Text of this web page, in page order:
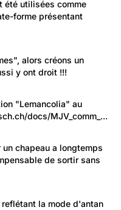
verre
été utilisées comme
forme présentant
alors créons un
y ont droit !!!
"Lemancolia" au
docs/MJV_comm_...
chapeau a longtemps
de sortir sans
la mode d'antan